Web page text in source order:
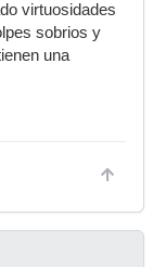
virtuosidades
sobrios y
una